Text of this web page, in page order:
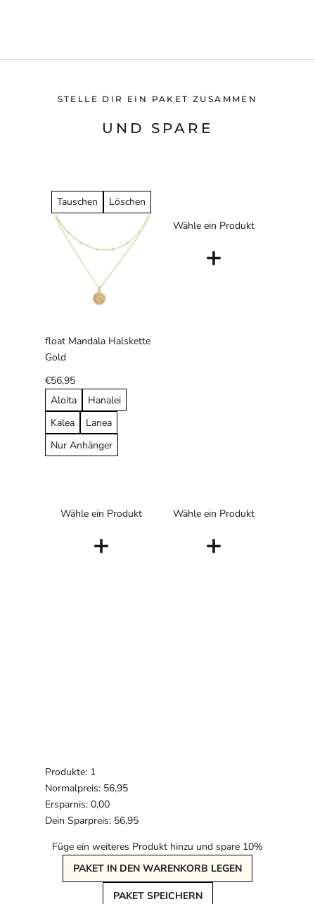
STELLE DIR EIN PAKET ZUSAMMEN
UND SPARE
Tauschen Löschen
float Mandala Halskette
Gold
€56,95
Aloita
Hanalei
Kalea
Lanea
Nur Anhänger
Wähle ein Produkt
+
Wähle ein Produkt
+
Wähle ein Produkt
+
Produkte: 1
Normalpreis: 56,95
Ersparnis: 0,00
Dein Sparpreis: 56,95
Füge ein weiteres Produkt hinzu und spare 10%
PAKET IN DEN WARENKORB LEGEN
PAKET SPEICHERN